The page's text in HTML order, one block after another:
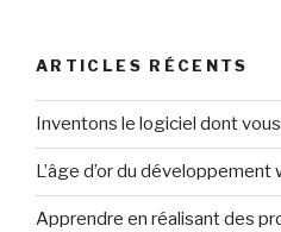
ARTICLES RÉCENTS
Inventons le logiciel dont
L’âge d’or du
Apprendre en réalisant des